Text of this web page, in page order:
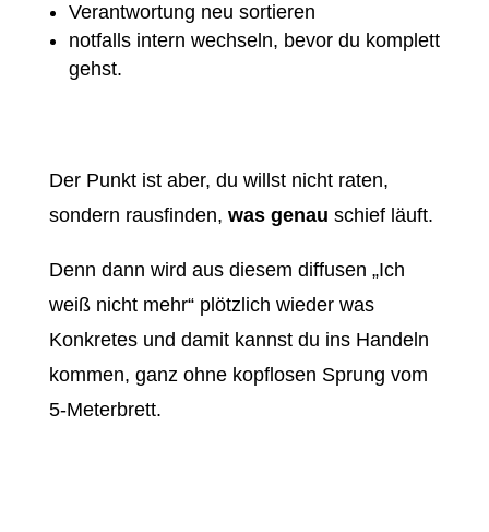
Verantwortung neu sortieren
notfalls intern wechseln, bevor du komplett
gehst.
Der Punkt ist aber, du willst nicht raten,
sondern rausfinden, was genau schief läuft.
Denn dann wird aus diesem diffusen „Ich
weiß nicht mehr“ plötzlich wieder was
Konkretes und damit kannst du ins Handeln
kommen, ganz ohne kopflosen Sprung vom
5-Meterbrett.